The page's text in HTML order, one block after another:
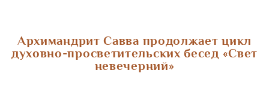
Архимандрит Савва продолжает цикл
духовно-просветительских бесед «Свет
невечерний»